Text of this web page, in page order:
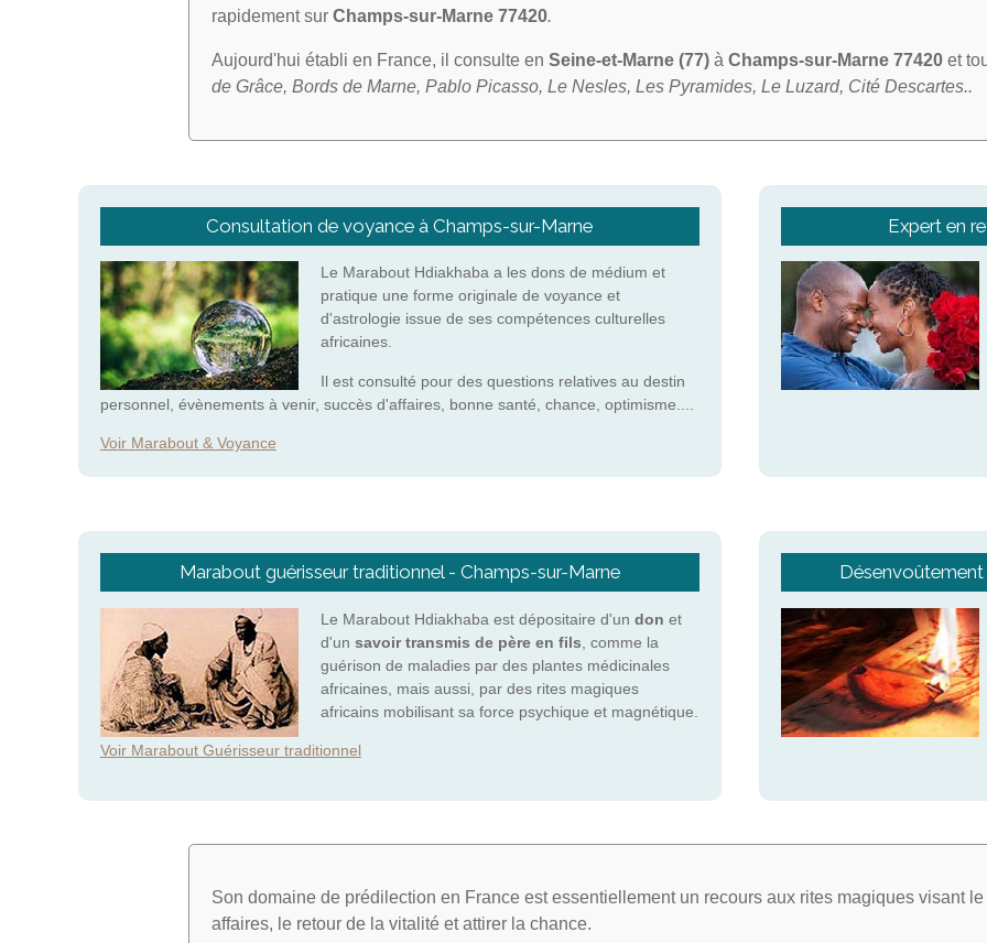
rapidement sur Champs-sur-Marne 77420.
Aujourd'hui établi en France, il consulte en Seine-et-Marne (77) à Champs-sur-Marne 77420 et
de Grâce, Bords de Marne, Pablo Picasso, Le Nesles, Les Pyramides, Le Luzard, Cité Descartes..
Consultation de voyance à Champs-sur-Marne
Le Marabout Hdiakhaba a les dons de médium et
pratique une forme originale de voyance et
d'astrologie issue de ses compétences culturelles
africaines.
Il est consulté pour des questions relatives au destin
personnel, évènements à venir, succès d'affaires, bonne santé, chance, optimisme....
Voir Marabout & Voyance
Expert en
Marabout guérisseur traditionnel - Champs-sur-Marne
Le Marabout Hdiakhaba est dépositaire d'un don et
d'un savoir transmis de père en fils , comme la
guérison de maladies par des plantes médicinales
africaines, mais aussi, par des rites magiques
africains mobilisant sa force psychique et magnétique.
Voir Marabout Guérisseur traditionnel
Son domaine de prédilection en France est essentiellement un recours aux rites magiques visant le
affaires, le retour de la vitalité et attirer la chance.